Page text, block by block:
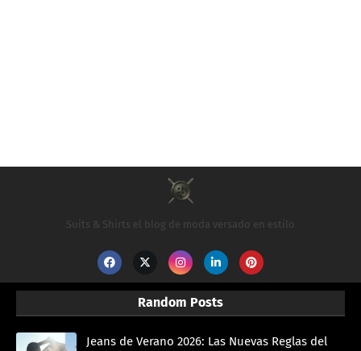
Suits & Shirts el blog de moda versado en estilo
Random Posts
Jeans de Verano 2026: Las Nuevas Reglas del